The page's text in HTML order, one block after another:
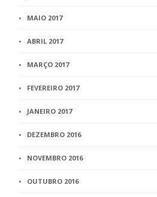
MAIO 2017
ABRIL 2017
MARÇO 2017
FEVEREIRO 2017
JANEIRO 2017
DEZEMBRO 2016
NOVEMBRO 2016
OUTUBRO 2016